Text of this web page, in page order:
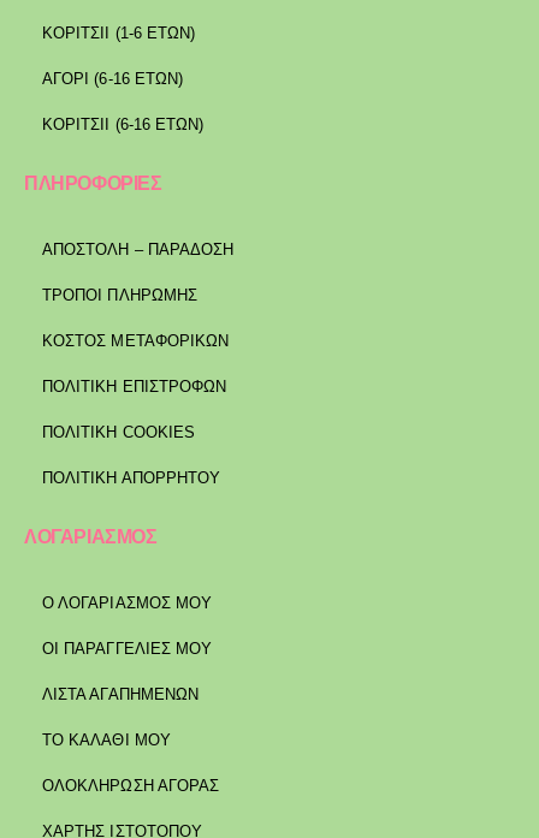
ΚΟΡΙΤΣΙΙ (1-6 ΕΤΩΝ)
ΑΓΟΡΙ (6-16 ΕΤΩΝ)
ΚΟΡΙΤΣΙΙ (6-16 ΕΤΩΝ)
ΠΛΗΡΟΦΟΡΙΕΣ
ΑΠΟΣΤΟΛΉ – ΠΑΡΆΔΟΣΗ
ΤΡΌΠΟΙ ΠΛΗΡΩΜΉΣ
ΚΌΣΤΟΣ ΜΕΤΑΦΟΡΙΚΏΝ
ΠΟΛΙΤΙΚΉ ΕΠΙΣΤΡΟΦΏΝ
ΠΟΛΙΤΙΚΉ COOKIES
ΠΟΛΙΤΙΚΉ ΑΠΟΡΡΉΤΟΥ
ΛΟΓΑΡΙΑΣΜΟΣ
Ο ΛΟΓΑΡΙΑΣΜΟΣ ΜΟΥ
ΟΙ ΠΑΡΑΓΓΕΛΙΕΣ ΜΟΥ
ΛΙΣΤΑ ΑΓΑΠΗΜΕΝΩΝ
ΤΟ ΚΑΛΑΘΙ ΜΟΥ
ΟΛΟΚΛΗΡΩΣΗ ΑΓΟΡΑΣ
ΧΑΡΤΗΣ ΙΣΤΟΤΟΠΟΥ